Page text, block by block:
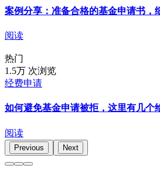
在很多情况下，你都有机会影响评审
建议，请利用好这个机会。当然，你
不要提名那些领域内的顶尖大牛，因
过一两次交道的副教授级别的专家，
如果你的申请被拒了，不要灰心。记
不要放弃，继续申请，永远在路上。
相关阅读
在学术生涯的不同阶段，如何选
如何有效撰写国际基金项目申请
案例分享：准备合格的基金申请书，
阅读
热门
1.5万 次浏览
经费申请
如何避免基金申请被拒，这里有几
阅读
Previous Next